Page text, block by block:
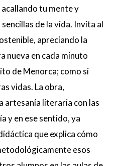
tu mente y
de la vida. Invita al
apreciando la
nueva en cada minuto
de Menorca; como si
vidas. La obra,
artesanía literaria con las
y en ese sentido, ya
que explica cómo
esos